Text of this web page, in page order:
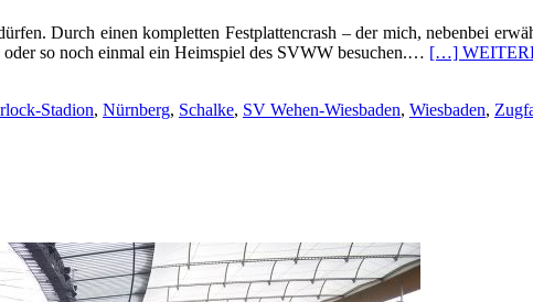
Durch einen kompletten Festplattencrash – der mich, nebenbei
oder so noch einmal ein Heimspiel des SVWW besuchen.… […]
Stadion, Nürnberg, Schalke, SV Wehen-Wiesbaden, Wiesbaden,